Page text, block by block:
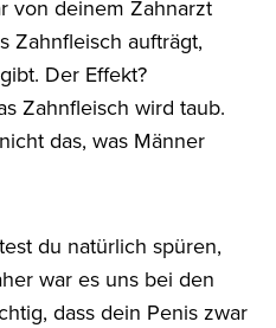
von deinem Zahnarzt
Zahnfleisch aufträgt,
Der Effekt?
Zahnfleisch wird taub.
das, was Männer
du natürlich spüren,
war es uns bei den
dass dein Penis zwar